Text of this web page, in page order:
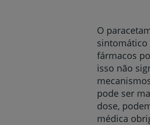
O
sintomático
fármacos
isso não
pode ser
dose,
médica